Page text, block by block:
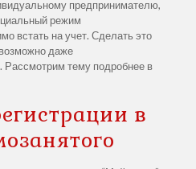
предпринимателю,
режим
встать на учет. Сделать это
даже
Рассмотрим тему подробнее в
в